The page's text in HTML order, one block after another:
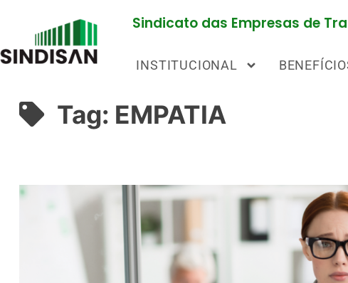
Sindicato das Empresas de
INSTITUCIONAL
Tag: EMPATIA